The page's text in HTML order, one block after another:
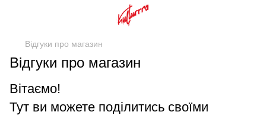
Відгуки про магазин
Відгуки про магазин
Вітаємо!
Тут ви можете поділитись своїми